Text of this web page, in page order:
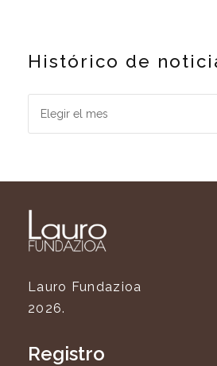
Histórico de
Lauro Fundazioa
2026.
Registro